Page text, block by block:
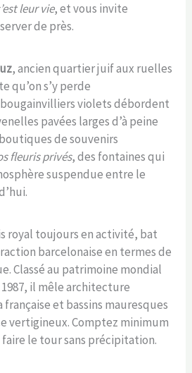
leur vie, et vous invite
de près.
, ancien quartier juif aux ruelles
qu’on s’y perde
violets débordent
pavées larges d’à peine
de souvenirs
fleuris privés, des fontaines qui
suspendue entre le
royal toujours en activité, bat
barcelonaise en termes de
Classé au patrimoine mondial
il mêle architecture
et bassins mauresques
vertigineux. Comptez minimum
le tour sans précipitation.